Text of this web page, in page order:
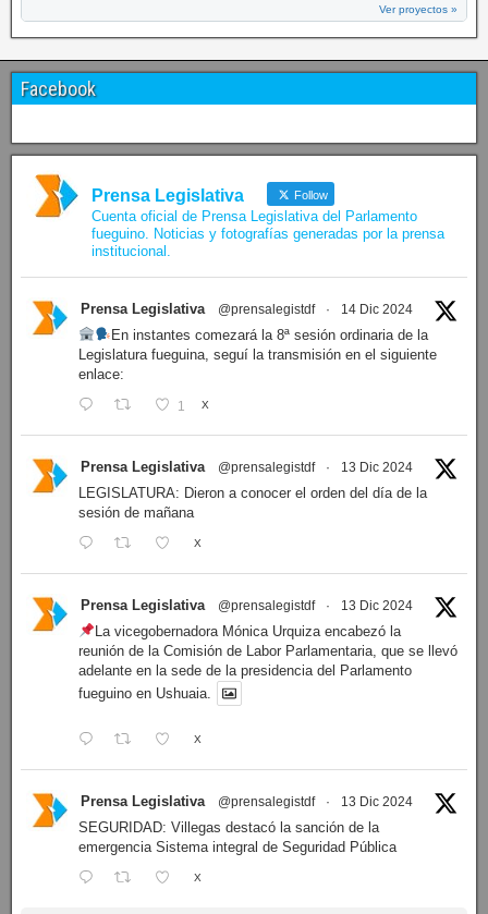
Ver proyectos »
Facebook
Prensa Legislativa Follow
Cuenta oficial de Prensa Legislativa del Parlamento
fueguino. Noticias y fotografías generadas por la prensa
institucional.
Prensa Legislativa @prensalegistdf · 14 Dic 2024
En instantes comezará la 8ª sesión ordinaria de la
Legislatura fueguina, seguí la transmisión en el siguiente
enlace:
1 X
Prensa Legislativa @prensalegistdf · 13 Dic 2024
LEGISLATURA: Dieron a conocer el orden del día de la
sesión de mañana
X
Prensa Legislativa @prensalegistdf · 13 Dic 2024
La vicegobernadora Mónica Urquiza encabezó la
reunión de la Comisión de Labor Parlamentaria, que se llevó
adelante en la sede de la presidencia del Parlamento
fueguino en Ushuaia.
X
Prensa Legislativa @prensalegistdf · 13 Dic 2024
SEGURIDAD: Villegas destacó la sanción de la
emergencia Sistema integral de Seguridad Pública
X